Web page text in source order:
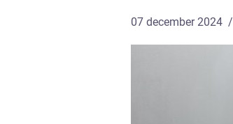
07 december 2024